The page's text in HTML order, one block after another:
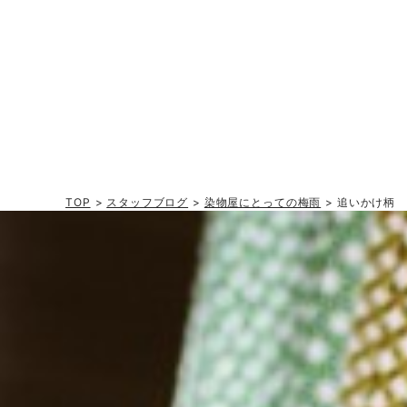
TOP > スタッフブログ > 染物屋にとっての梅雨 > 追いかけ柄